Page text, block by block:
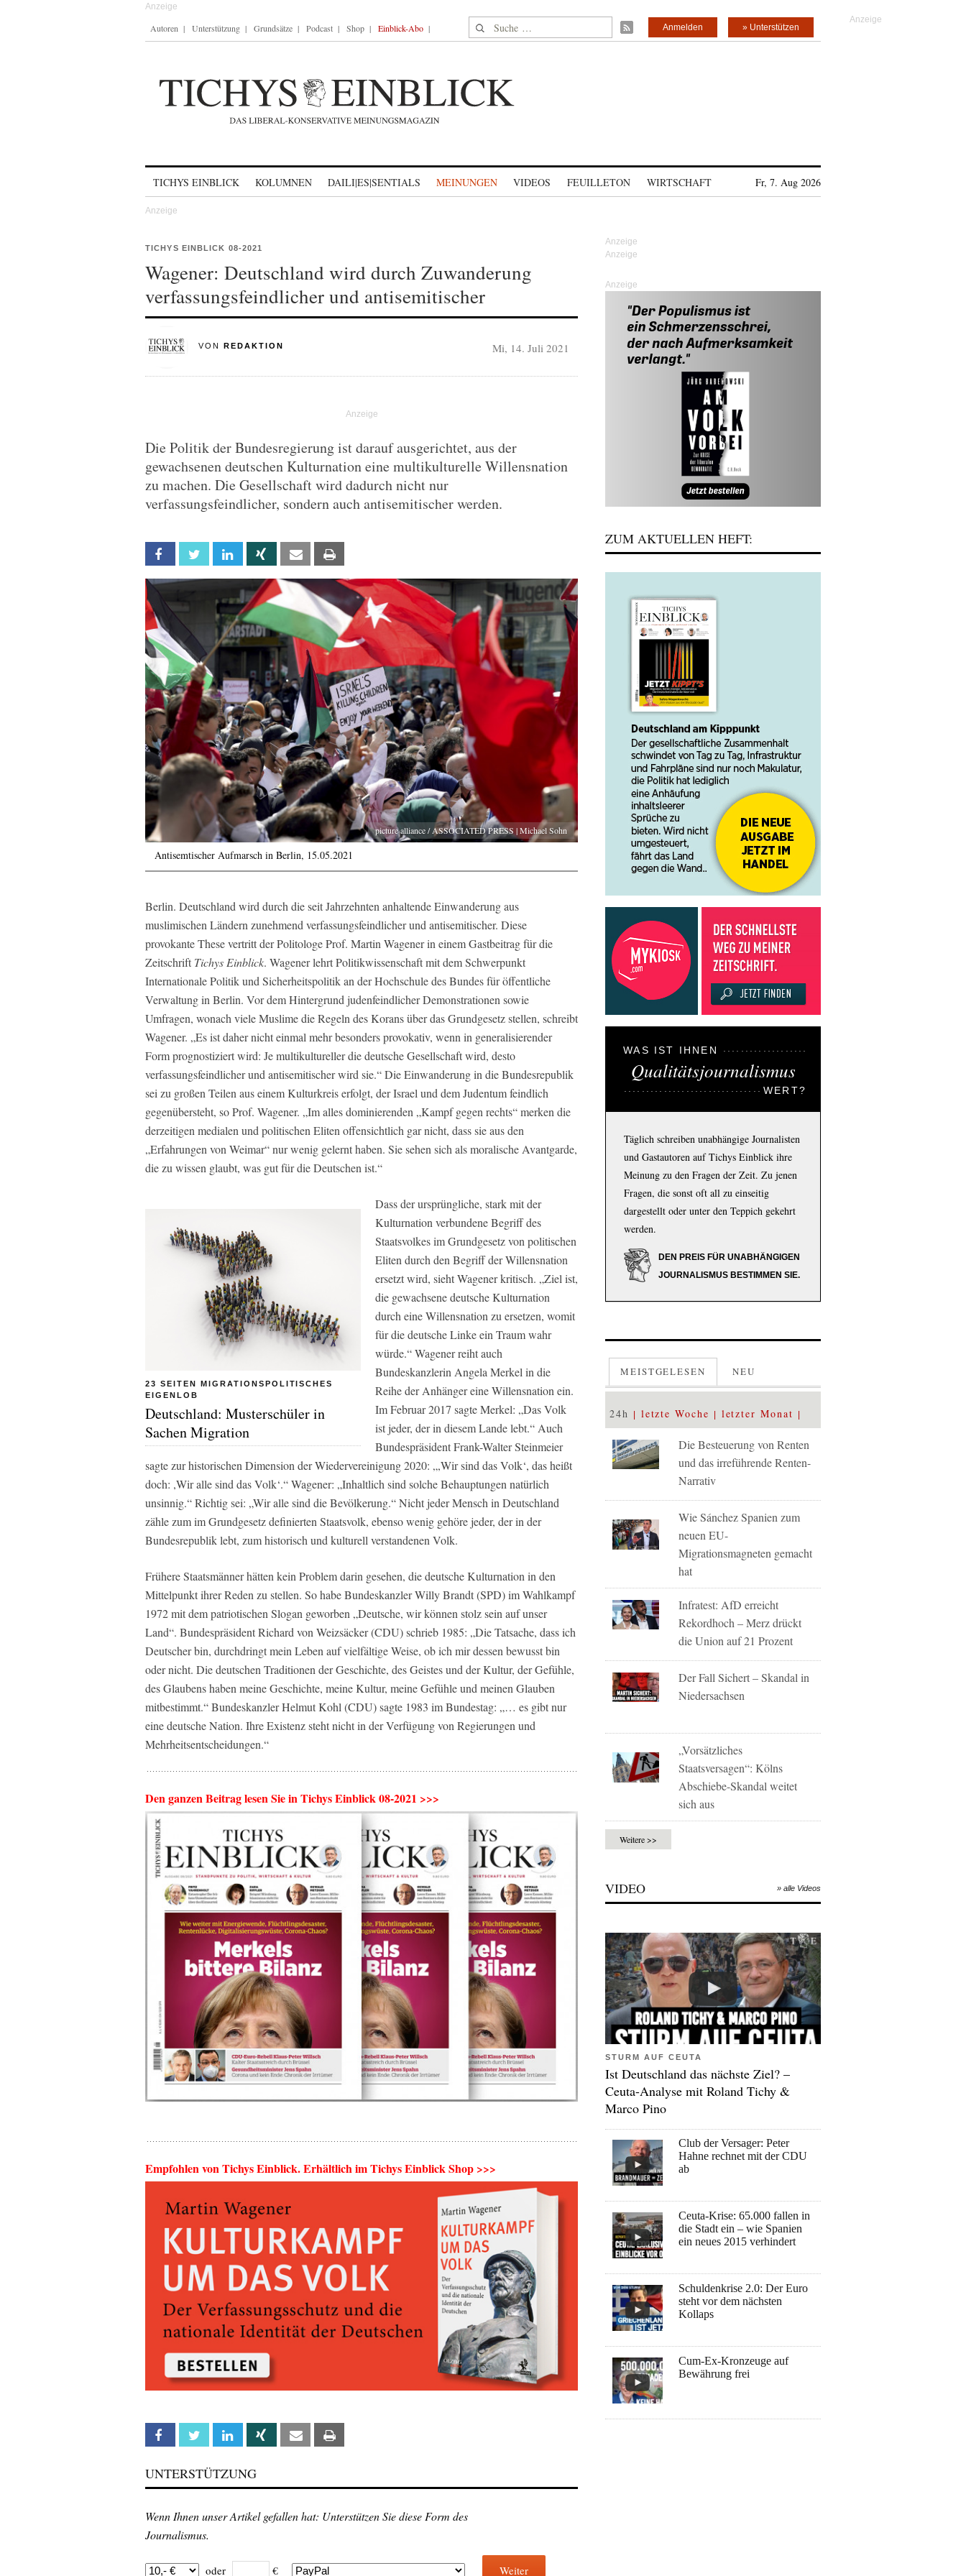
Autoren Unterstützung Grundsätze Podcast Shop Einblick-Abo Suche nach: » Unterstützen
Anmelden
TICHYS EINBLICK KOLUMNEN DAILI|ES|SENTIALS MEINUNGEN VIDEOS FEUILLETON WIRTSCHAFT Fr, 7. Aug 2026
TICHYS EINBLICK 08-2021
Wagener: Deutschland wird durch Zuwanderung
verfassungsfeindlicher und antisemitischer
VON REDAKTION Mi, 14. Juli 2021
Die Politik der Bundesregierung ist darauf ausgerichtet, aus der
gewachsenen deutschen Kulturnation eine multikulturelle Willensnation
zu machen. Die Gesellschaft wird dadurch nicht nur
verfassungsfeindlicher, sondern auch antisemitischer werden.
Facebook Twitter Linkedin Xing Email
picture alliance / ASSOCIATED PRESS | Michael Sohn
Antisemtischer Aufmarsch in Berlin, 15.05.2021
Berlin. Deutschland wird durch die seit Jahrzehnten anhaltende Einwanderung aus
muslimischen Ländern zunehmend verfassungsfeindlicher und antisemitischer. Diese
provokante These vertritt der Politologe Prof. Martin Wagener in einem Gastbeitrag für die
Zeitschrift Tichys Einblick. Wagener lehrt Politikwissenschaft mit dem Schwerpunkt
Internationale Politik und Sicherheitspolitik an der Hochschule des Bundes für öffentliche
Verwaltung in Berlin. Vor dem Hintergrund judenfeindlicher Demonstrationen sowie
Umfragen, wonach viele Muslime die Regeln des Korans über das Grundgesetz stellen, schreibt
Wagener. „Es ist daher nicht einmal mehr besonders provokativ, wenn in generalisierender
Form prognostiziert wird: Je multikultureller die deutsche Gesellschaft wird, desto
verfassungsfeindlicher und antisemitischer wird sie.“ Die Einwanderung in die Bundesrepublik
sei zu großen Teilen aus einem Kulturkreis erfolgt, der Israel und dem Judentum feindlich
gegenübersteht, so Prof. Wagener. „Im alles dominierenden „Kampf gegen rechts“ merken die
derzeitigen medialen und politischen Eliten offensichtlich gar nicht, dass sie aus den
„Erfahrungen von Weimar“ nur wenig gelernt haben. Sie sehen sich als moralische Avantgarde,
die zu wissen glaubt, was gut für die Deutschen ist.“
23 SEITEN MIGRATIONSPOLITISCHES
EIGENLOB
Deutschland: Musterschüler in
Sachen Migration
Dass der ursprüngliche, stark mit der
Kulturnation verbundene Begriff des
Staatsvolkes im Grundgesetz von politischen
Eliten durch den Begriff der Willensnation
ersetzt wird, sieht Wagener kritisch. „Ziel ist,
die gewachsene deutsche Kulturnation
durch eine Willensnation zu ersetzen, womit
für die deutsche Linke ein Traum wahr
würde.“ Wagener reiht auch
Bundeskanzlerin Angela Merkel in die
Reihe der Anhänger eine Willensnation ein.
Im Februar 2017 sagte Merkel: „Das Volk
ist jeder, der in diesem Lande lebt.“ Auch
Bundespräsident Frank-Walter Steinmeier
sagte zur historischen Dimension der Wiedervereinigung 2020: „,Wir sind das Volk‘, das heißt
doch: ,Wir alle sind das Volk‘.“ Wagener: „Inhaltlich sind solche Behauptungen natürlich
unsinnig.“ Richtig sei: „Wir alle sind die Bevölkerung.“ Nicht jeder Mensch in Deutschland
zähle zum im Grundgesetz definierten Staatsvolk, ebenso wenig gehöre jeder, der in der
Bundesrepublik lebt, zum historisch und kulturell verstandenen Volk.
Frühere Staatsmänner hätten kein Problem darin gesehen, die deutsche Kulturnation in den
Mittelpunkt ihrer Reden zu stellen. So habe Bundeskanzler Willy Brandt (SPD) im Wahlkampf
1972 mit dem patriotischen Slogan geworben „Deutsche, wir können stolz sein auf unser
Land“. Bundespräsident Richard von Weizsäcker (CDU) schrieb 1985: „Die Tatsache, dass ich
Deutscher bin, durchdringt mein Leben auf vielfältige Weise, ob ich mir dessen bewusst bin
oder nicht. Die deutschen Traditionen der Geschichte, des Geistes und der Kultur, der Gefühle,
des Glaubens haben meine Geschichte, meine Kultur, meine Gefühle und meinen Glauben
mitbestimmt.“ Bundeskanzler Helmut Kohl (CDU) sagte 1983 im Bundestag: „… es gibt nur
eine deutsche Nation. Ihre Existenz steht nicht in der Verfügung von Regierungen und
Mehrheitsentscheidungen.“
Den ganzen Beitrag lesen Sie in Tichys Einblick 08-2021 >>>
Empfohlen von Tichys Einblick. Erhältlich im Tichys Einblick Shop >>>
Facebook Twitter Linkedin Xing Email
UNTERSTÜTZUNG
Wenn Ihnen unser Artikel gefallen hat: Unterstützen Sie diese Form des
Journalismus.
oder € Weiter
Anzeige
ZUM AKTUELLEN HEFT:
WAS IST IHNEN
Qualitätsjournalismus
WERT?
Täglich schreiben unabhängige Journalisten
und Gastautoren auf Tichys Einblick ihre
Meinung zu den Fragen der Zeit. Zu jenen
Fragen, die sonst oft all zu einseitig
dargestellt oder unter den Teppich gekehrt
werden.
DEN PREIS FÜR UNABHÄNGIGEN
JOURNALISMUS BESTIMMEN SIE.
MEISTGELESEN NEU
24h letzte Woche letzter Monat
Die Besteuerung von Renten
und das irreführende Renten-
Narrativ
Wie Sánchez Spanien zum
neuen EU-
Migrationsmagneten gemacht
hat
Infratest: AfD erreicht
Rekordhoch – Merz drückt
die Union auf 21 Prozent
Der Fall Sichert – Skandal in
Niedersachsen
„Vorsätzliches
Staatsversagen“: Kölns
Abschiebe-Skandal weitet
sich aus
Weitere >>
VIDEO » alle Videos
STURM AUF CEUTA
Ist Deutschland das nächste Ziel? –
Ceuta-Analyse mit Roland Tichy &
Marco Pino
Club der Versager: Peter
Hahne rechnet mit der CDU
ab
Ceuta-Krise: 65.000 fallen in
die Stadt ein – wie Spanien
ein neues 2015 verhindert
Schuldenkrise 2.0: Der Euro
steht vor dem nächsten
Kollaps
Cum-Ex-Kronzeuge auf
Bewährung frei